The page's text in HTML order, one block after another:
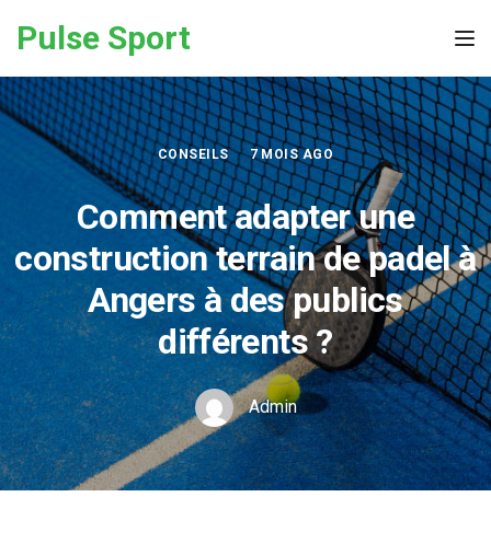
Pulse Sport
CONSEILS 7 MOIS AGO
Comment adapter une
construction terrain de padel à
Angers à des publics
différents ?
Admin